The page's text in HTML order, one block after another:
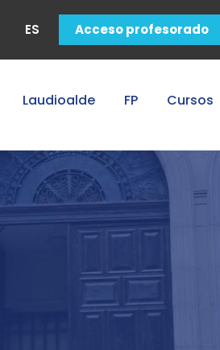
ES Acceso profesorado
Laudioalde FP Cursos